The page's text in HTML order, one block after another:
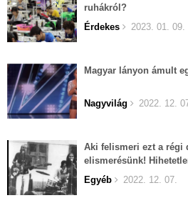
ruhákról?
Érdekes
2023. 01. 09.
Magyar lányon ámult
Nagyvilág 2022. 12.
Aki felismeri ezt a régi
elismerésünk!
éves...
Egyéb 2022. 12. 07.